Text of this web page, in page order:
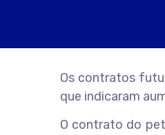
Os contratos
que indicaram
O contrato do